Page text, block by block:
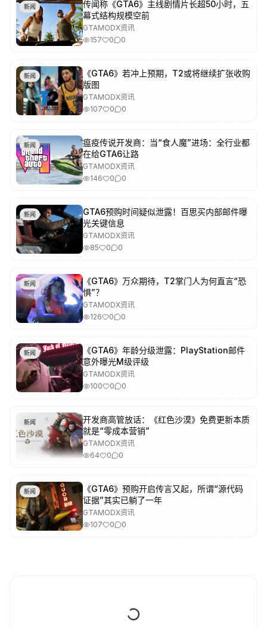
新闻
传闻称《GTA6》主线剧情片长超50小时，五
幕式结构规模空前
GTAMODX资讯
157
0 0
新闻
《GTA6》若冲上预期，T2或将继续扩张收购
版图
GTAMODX资讯
107
0 0
新闻
瘟疫传说开发商：当“食人魔”进场：全行业都
在给GTA6让路
GTAMODX资讯
146
0 0
新闻
GTA6预购时间疑似泄露！百思买内部邮件曝
光关键信息
GTAMODX资讯
85
0 0
新闻
《GTA6》万众期待，T2掌门人为何直言“恐
惧”？
GTAMODX资讯
126
0 0
新闻
《GTA6》年龄分级泄露：PlayStation邮件
意外曝光M级评级
GTAMODX资讯
100
0 0
新闻
开发商高管放话：《红色沙漠》免费更新本质
就是“零成本营销”
GTAMODX资讯
64
0 0
新闻
《GTA6》预购开启传言又起，所谓“源代码
证据”其实已躺了一年
GTAMODX资讯
107
0 0